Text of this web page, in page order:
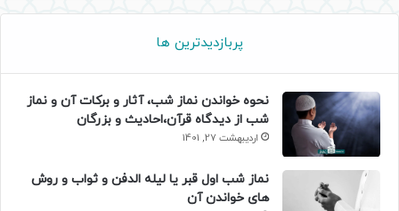
پربازدیدترین ها
نحوه خواندن نماز شب، آثار و برکات آن و نماز
شب از دیدگاه قرآن،احادیث و بزرگان
اردیبهشت 27, 1401
نماز شب اول قبر یا لیله الدفن و ثواب و روش
های خواندن آن